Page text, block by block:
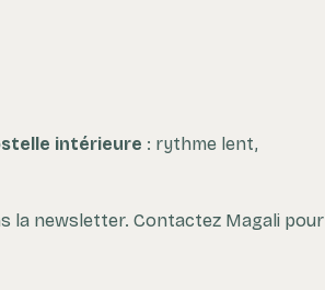
intérieure : rythme lent,
la newsletter. Contactez Magali pour